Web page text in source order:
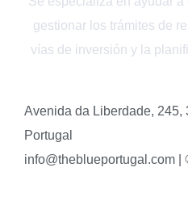
gestionar los trámites de
vías de inversión y la
Avenida da Liberdade, 245,
Portugal
info@theblueportugal.com |